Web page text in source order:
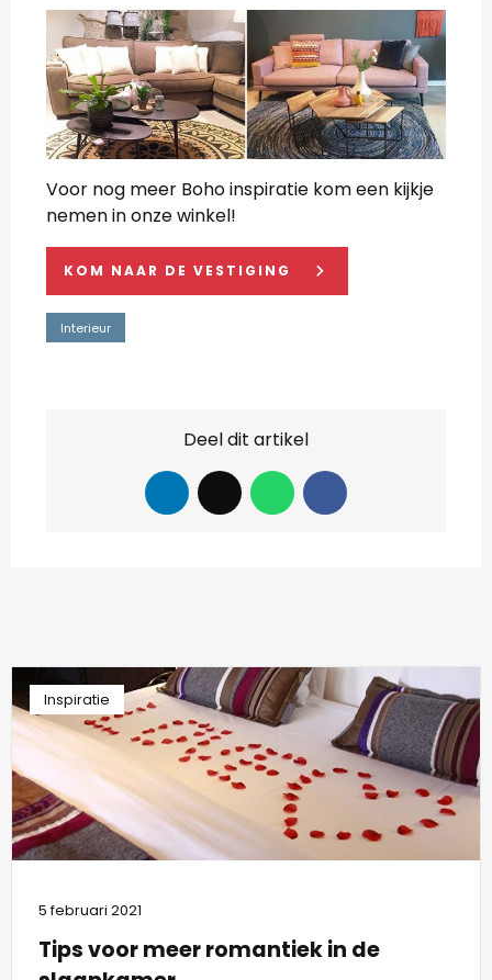
Voor nog meer Boho inspiratie kom een kijkje
nemen in onze winkel!
KOM NAAR DE VESTIGING keyboard_arrow_right
Interieur
Deel dit artikel
Inspiratie
5 februari 2021
Tips voor meer romantiek in de